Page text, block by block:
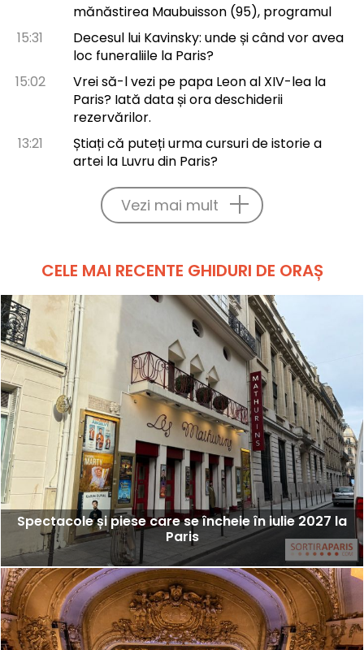
mănăstirea Maubuisson (95), programul
15:31
Decesul lui Kavinsky: unde și când vor avea
loc funeraliile la Paris?
15:02
Vrei să-l vezi pe papa Leon al XIV-lea la
Paris? Iată data și ora deschiderii
rezervărilor.
13:21
Știați că puteți urma cursuri de istorie a
artei la Luvru din Paris?
Vezi mai mult
CELE MAI RECENTE GHIDURI DE ORAȘ
Spectacole și piese care se încheie în iulie 2027 la
Paris